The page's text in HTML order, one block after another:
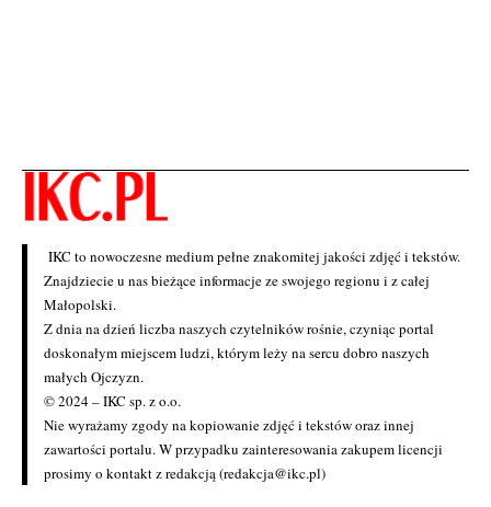
IKC to nowoczesne medium pełne znakomitej jakości zdjęć i tekstów.
Znajdziecie u nas bieżące informacje ze swojego regionu i z całej
Małopolski.
Z dnia na dzień liczba naszych czytelników rośnie, czyniąc portal
doskonałym miejscem ludzi, którym leży na sercu dobro naszych
małych Ojczyzn.
© 2024 – IKC sp. z o.o.
Nie wyrażamy zgody na kopiowanie zdjęć i tekstów oraz innej
zawartości portalu. W przypadku zainteresowania zakupem licencji
prosimy o kontakt z redakcją (redakcja@ikc.pl)